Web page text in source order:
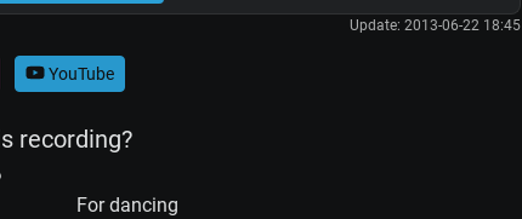
Update: 2013-06-22 18:45
YouTube
recording?
For dancing